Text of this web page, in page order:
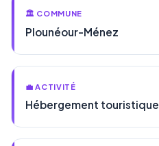
🏛️ COMMUNE
Plounéour-Ménez
💼 ACTIVITÉ
Hébergement touristique